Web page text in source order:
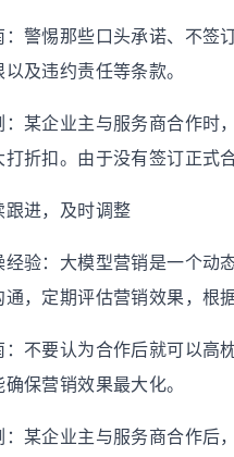
：警惕那些口头承诺、不签
及违约责任等条款。
：某企业主与服务商合作时
折扣。由于没有签订正式
跟进，及时调整
经验：大模型营销是一个动
，定期评估营销效果，根
：不要认为合作后就可以高
保营销效果最大化。
：某企业主与服务商合作后